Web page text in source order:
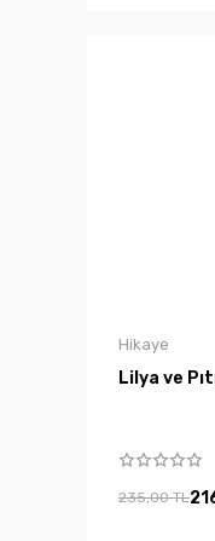
Hikaye
Lilya ve
235,00 TL